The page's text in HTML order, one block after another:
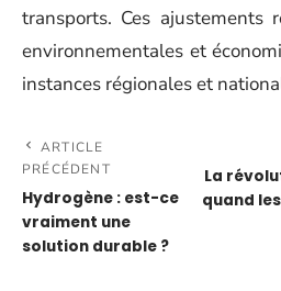
transports. Ces ajustements
environnementales et
instances régionales et
ARTICLE
PRÉCÉDENT
Hydrogène : est-ce
vraiment une
solution durable ?
La
quand